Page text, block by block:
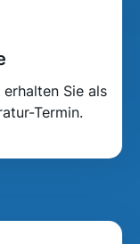
Sie als
Termin.